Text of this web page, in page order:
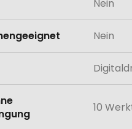
Nein
Nein
10